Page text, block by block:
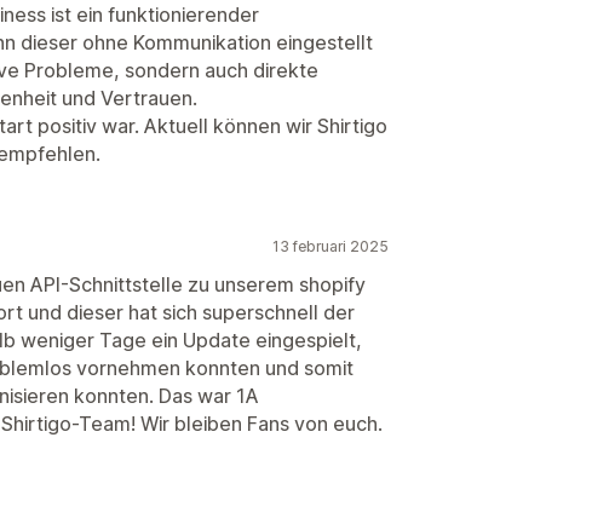
ist ein funktionierender
dieser ohne Kommunikation eingestellt
Probleme, sondern auch direkte
und Vertrauen.
positiv war. Aktuell können wir Shirtigo
13 februari 2025
API-Schnittstelle zu unserem shopify
und dieser hat sich superschnell der
weniger Tage ein Update eingespielt,
vornehmen konnten und somit
konnten. Das war 1A
Team! Wir bleiben Fans von euch.